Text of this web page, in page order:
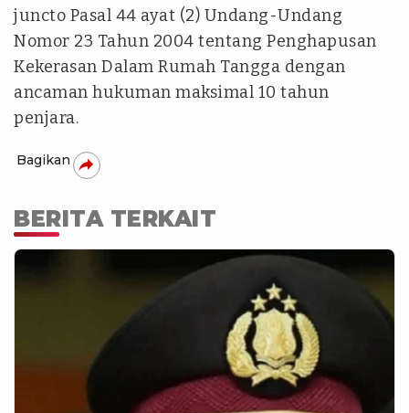
juncto Pasal 44 ayat (2) Undang-Undang
Nomor 23 Tahun 2004 tentang Penghapusan
Kekerasan Dalam Rumah Tangga dengan
ancaman hukuman maksimal 10 tahun
penjara.
Bagikan
BERITA TERKAIT